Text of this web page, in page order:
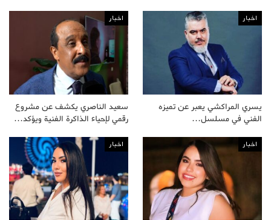
اخبار
يسري المراكشي يعبر عن تميزه
الفني في مسلسل…
اخبار
سعيد الناصري يكشف عن مشروع
رقمي لإحياء الذاكرة الفنية ويؤكد…
اخبار اخبار